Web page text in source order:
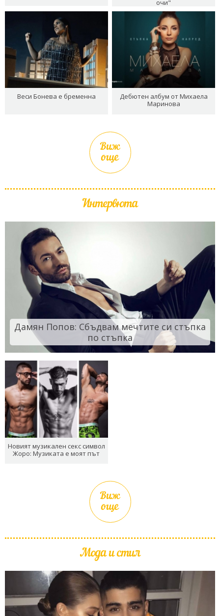
очи"
Веси Бонева е бременна
Дебютен албум от Михаела
Маринова
Виж
още
Интервюта
Дамян Попов: Сбъдвам мечтите си стъпка
по стъпка
Новият музикален секс символ
Жоро: Музиката е моят път
Виж
още
Мода и стил